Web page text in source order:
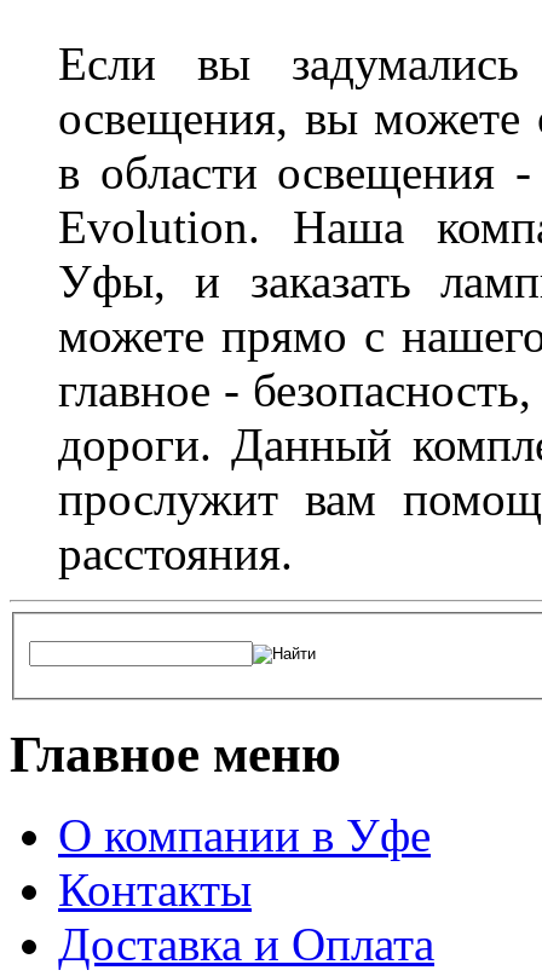
Если вы задумались
освещения, вы можете
в области освещения
Evolution. Наша
Уфы, и заказать
можете прямо с
главное -
дороги. Данный
прослужит вам
расстояния.
Главное меню
О компании в Уфе
Контакты
Доставка и Оплата